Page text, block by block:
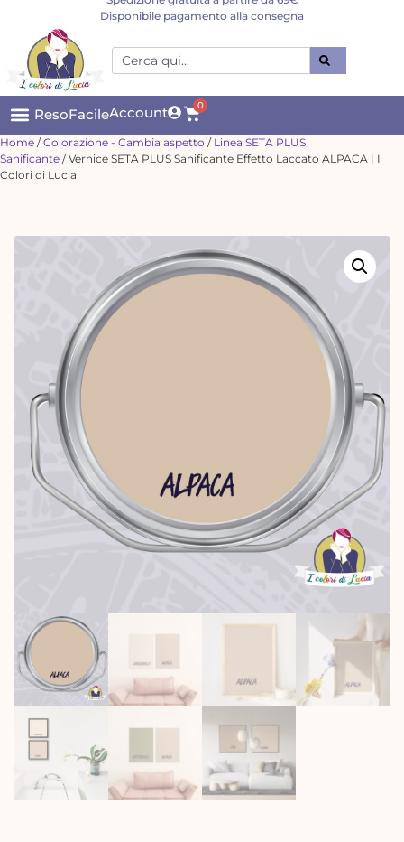
Disponibile pagamento alla consegna
ResoFacileAccount 0
Home /Colorazione - Cambia aspetto / Linea SETA PLUS
Sanificante / Vernice SETA PLUS Sanificante Effetto Laccato ALPACA | I
Colori di Lucia